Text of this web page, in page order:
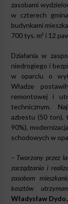
zasobami
w czterech
budynkami
700 tys. m² i 12
Działania w
niedrogiego i
w oparciu o
Władze
remontowej i
technicznym.
azbestu (50 ton),
90%),
schodowych w
– Tworzony przez
zarządzania i
zasobom
kosztów
Władysław